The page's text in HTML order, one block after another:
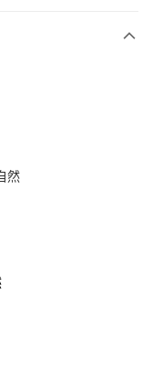
商業銀行
銀行
銀行
商業銀行
然